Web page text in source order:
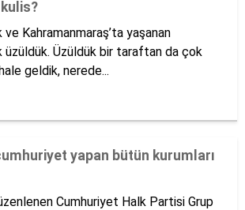
ve Kahramanmaraş’ta yaşanan
üzüldük. Üzüldük bir taraftan da çok
geldik, nerede...
yapan bütün kurumları
Cumhuriyet Halk Partisi Grup